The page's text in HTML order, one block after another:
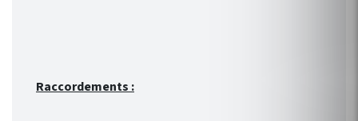
Raccordements :